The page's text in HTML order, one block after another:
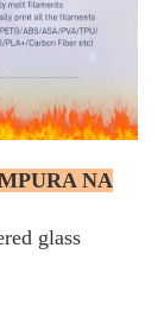
NA
glass